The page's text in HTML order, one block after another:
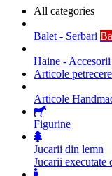
All categories
Balet - Serbari
Haine - Accesorii
Articole petrecere
Articole
Figurine
Jucarii din lemn
Jucarii executate